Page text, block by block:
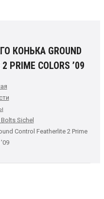
КОНЬКА GROUND
PRIME COLORS ’09
Sichel
Control Featherlite 2 Prime